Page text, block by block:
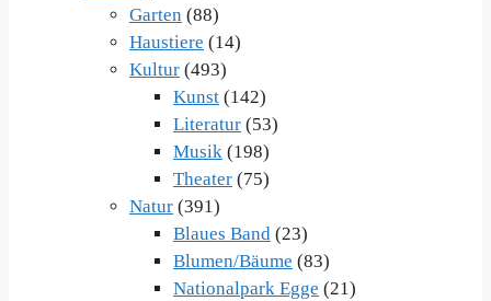
Garten (88)
Haustiere (14)
Kultur (493)
Kunst (142)
Literatur (53)
Musik (198)
Theater (75)
Natur (391)
Blaues Band (23)
Blumen/Bäume (83)
Nationalpark Egge (21)